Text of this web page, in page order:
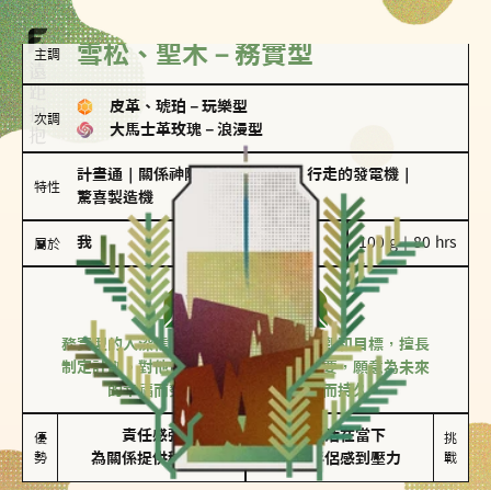
主調 雪松、聖木－務實型
次調
皮革、琥珀 － 玩樂型
大馬士革玫瑰 － 浪漫型
特性
計畫通 關係神隊友 滿懂撩的｜ 行走的發電機
驚喜製造機
屬於 我 100 g｜80 hrs
務實型
雪松、聖木
務實型的人深信愛情立基於共同的價值觀和目標，擅長
制定計劃。對他們來說，感情穩定最重要，願意為未來
的幸福而努力，讓愛情變得踏實而持久。
優
勢
責任感強
為關係提供穩定度
較難活在當下
易讓伴侶感到壓力
挑
戰